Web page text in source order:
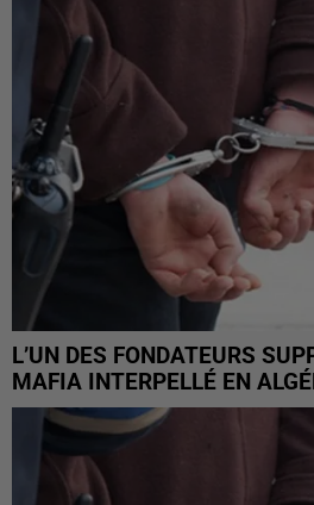
L’UN DES FONDATEURS
MAFIA INTERPELLÉ EN